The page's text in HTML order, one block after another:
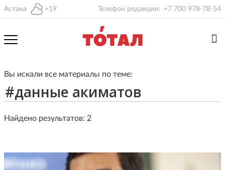
Астана +19 Телефон редакции: +7 700 978-78-54
Вы искали все материалы по теме:
Найдено результатов: 2